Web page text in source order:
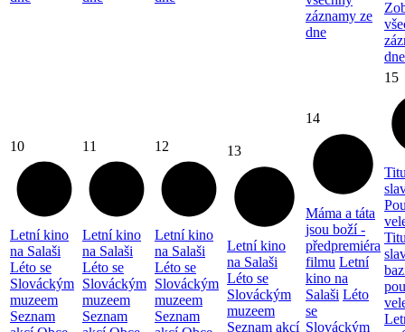
záznamy ze
dne
dne
10
Letní kino
na Salaši
Léto se
Slováckým
muzeem
Seznam
11
Letní kino
na Salaši
Léto se
Slováckým
muzeem
Seznam
12
Letní kino
na Salaši
Léto se
Slováckým
muzeem
Seznam
13
Letní kino
na Salaši
Léto se
Slováckým
muzeem
Seznam akcí
14
Máma a táta
jsou boží -
předpremiéra
filmu Letní
kino na
Salaši Léto
se
Slováckým
15